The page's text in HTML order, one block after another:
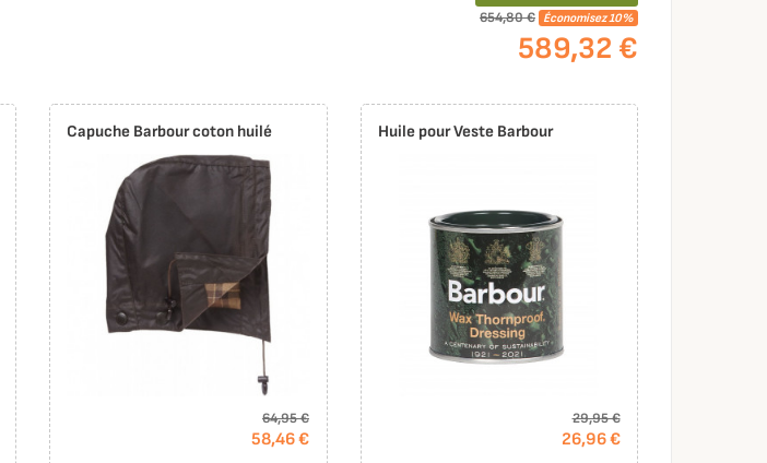
654,80 € Économisez 10%
589,32 €
Capuche Barbour coton huilé
64,95 €
58,46 €
Huile pour Veste Barbour
29,95 €
26,96 €